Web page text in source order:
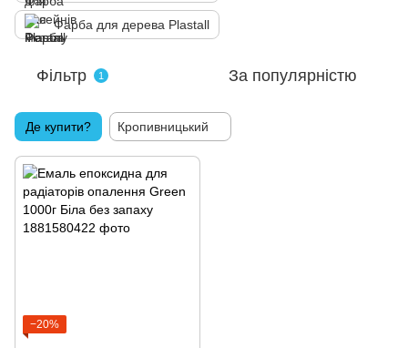
Фарба для дерева Plastall
Фільтр 1 За популярністю
Де купити? Кропивницький
−20%